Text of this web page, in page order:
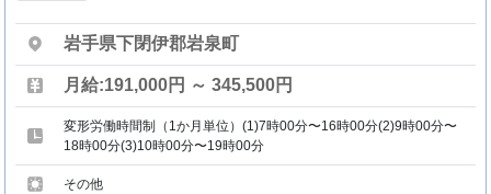
岩手県下閉伊郡岩泉町
月給:191,000円 ～ 345,500円
変形労働時間制（1か月単位）(1)7時00分〜16時00分(2)9時00分〜
18時00分(3)10時00分〜19時00分
その他